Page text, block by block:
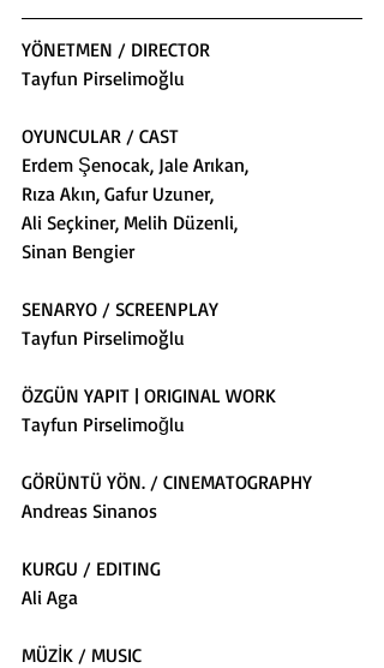
YÖNETMEN / DIRECTOR
Tayfun Pirselimoğlu
OYUNCULAR / CAST
Erdem Şenocak, Jale Arıkan,
Rıza Akın, Gafur Uzuner,
Ali Seçkiner, Melih Düzenli,
Sinan Bengier
SENARYO / SCREENPLAY
Tayfun Pirselimoğlu
ÖZGÜN YAPIT | ORIGINAL WORK
Tayfun Pirselimoğlu
GÖRÜNTÜ YÖN. / CINEMATOGRAPHY
Andreas Sinanos
KURGU / EDITING
Ali Aga
MÜZİK / MUSIC